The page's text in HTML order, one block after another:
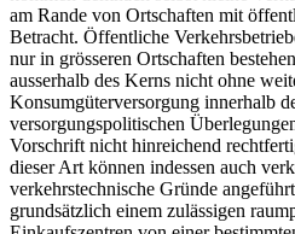
am Rande von Ortschaften mit
Betracht. Öffentliche
nur in grösseren Ortschaften
ausserhalb des Kerns nicht ohne
Konsumgüterversorgung innerhalb
versorgungspolitischen
Vorschrift nicht hinreichend
dieser Art können indessen auch
verkehrstechnische Gründe
grundsätzlich einem zulässigen